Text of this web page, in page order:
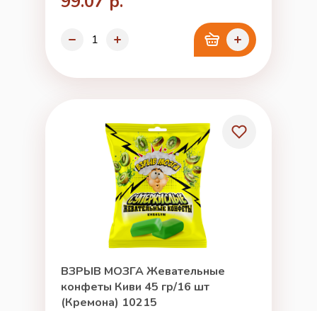
ВЗРЫВ МОЗГА Жевательные
конфеты Киви 45 гр/16 шт
(Кремона) 10215